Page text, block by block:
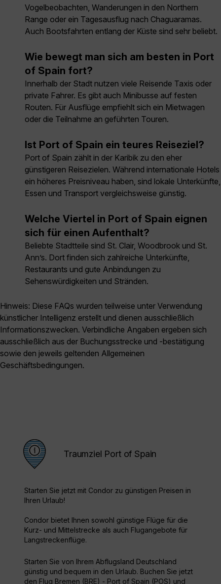
Vogelbeobachten, Wanderungen in den Northern
Range oder ein Tagesausflug nach Chaguaramas.
Auch Bootsfahrten entlang der Küste sind sehr beliebt.
Wie bewegt man sich am besten in Port
of Spain fort?
Innerhalb der Stadt nutzen viele Reisende Taxis oder
private Fahrer. Es gibt auch Minibusse auf festen
Routen. Für Ausflüge empfiehlt sich ein Mietwagen
oder die Teilnahme an geführten Touren.
Ist Port of Spain ein teures Reiseziel?
Port of Spain zählt in der Karibik zu den eher
günstigeren Reisezielen. Während internationale Hotels
ein höheres Preisniveau haben, sind lokale Unterkünfte,
Essen und Transport vergleichsweise günstig.
Welche Viertel in Port of Spain eignen
sich für einen Aufenthalt?
Beliebte Stadtteile sind St. Clair, Woodbrook und St.
Ann’s. Dort finden sich zahlreiche Unterkünfte,
Restaurants und gute Anbindungen zu
Sehenswürdigkeiten und Stränden.
Hinweis: Diese FAQs wurden teilweise unter Verwendung
künstlicher Intelligenz erstellt und dienen ausschließlich
Informationszwecken. Verbindliche Angaben ergeben sich
ausschließlich aus der Buchungsstrecke und -bestätigung
sowie den jeweils geltenden Allgemeinen
Geschäftsbedingungen.
Traumziel Port of Spain
Starten Sie jetzt mit Condor zu günstigen Preisen in
Ihren Urlaub!
Condor bietet Ihnen sowohl günstige Flüge für die
Kurz- und Mittelstrecke als auch Flugangebote für
Langstreckenflüge.
Starten Sie von Ihrem Abflugsland Deutschland
günstig und bequem in den Urlaub. Buchen Sie jetzt
den Flug Bremen (BRE) - Port of Spain (POS) und